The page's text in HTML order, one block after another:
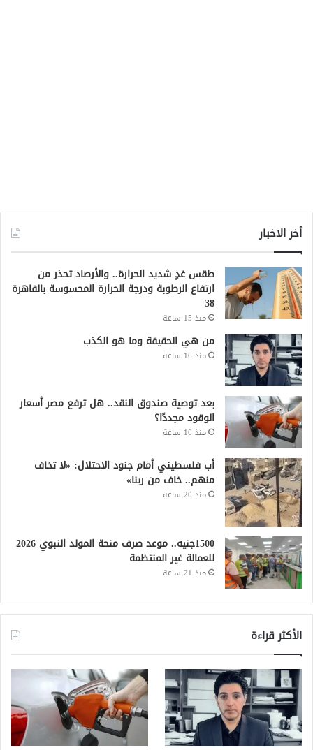
أخر الاخبار
طقس غدٍ شديد الحرارة.. والأرصاد تحذر من
ارتفاع الرطوبة ودرجة الحرارة المحسوسة بالقاهرة
38
منذ 15 ساعة
من هي الحقيقة وما هو الكذب
منذ 16 ساعة
بعد توصية صندوق النقد.. هل ترفع مصر أسعار
الوقود مجددًا؟
منذ 16 ساعة
أب فلسطيني أمام جنود الاحتلال: «لا تخاف
منهم.. خاف من ربنا»
منذ 20 ساعة
1500جنيه.. موعد صرف منحة المولد النبوي 2026
للعمالة غير المنتظمة
منذ 21 ساعة
الأكثر قراءة